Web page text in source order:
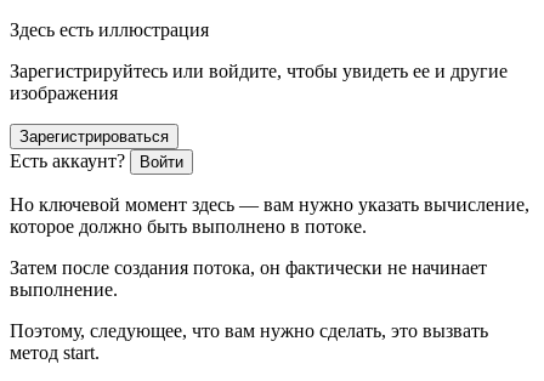
Здесь есть иллюстрация
Зарегистрируйтесь или войдите, чтобы увидеть ее и другие
изображения
Зарегистрироваться
Есть аккаунт? Войти
Но ключевой момент здесь — вам нужно указать вычисление,
которое должно быть выполнено в потоке.
Затем после создания потока, он фактически не начинает
выполнение.
Поэтому, следующее, что вам нужно сделать, это вызвать
метод start.